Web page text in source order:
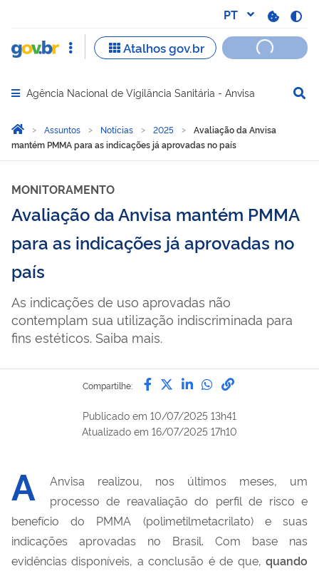
Abrir menu principal de navegação
Agência Nacional de Vigilância Sanitária - Anvisa
Você está aqui:
Página Inicial
Assuntos Notícias 2025
Avaliação da Anvisa
mantém PMMA para as indicações já aprovadas no país
MONITORAMENTO
Avaliação da Anvisa mantém PMMA
para as indicações já aprovadas no
país
As indicações de uso aprovadas não
contemplam sua utilização indiscriminada para
fins estéticos. Saiba mais.
Compartilhe: Compartilhe por Facebook
Compartilhe por Twitter
Compartilhe por
Compartilhe
link para
Publicado em 10/07/2025 13h41
Atualizado em 16/07/2025 17h10
A
Anvisa realizou, nos últimos meses, um
processo de reavaliação do perfil de risco e
benefício do PMMA (polimetilmetacrilato)e suas
indicações aprovadas no Brasil. Com base nas
evidências disponíveis, a conclusão é de que, quando